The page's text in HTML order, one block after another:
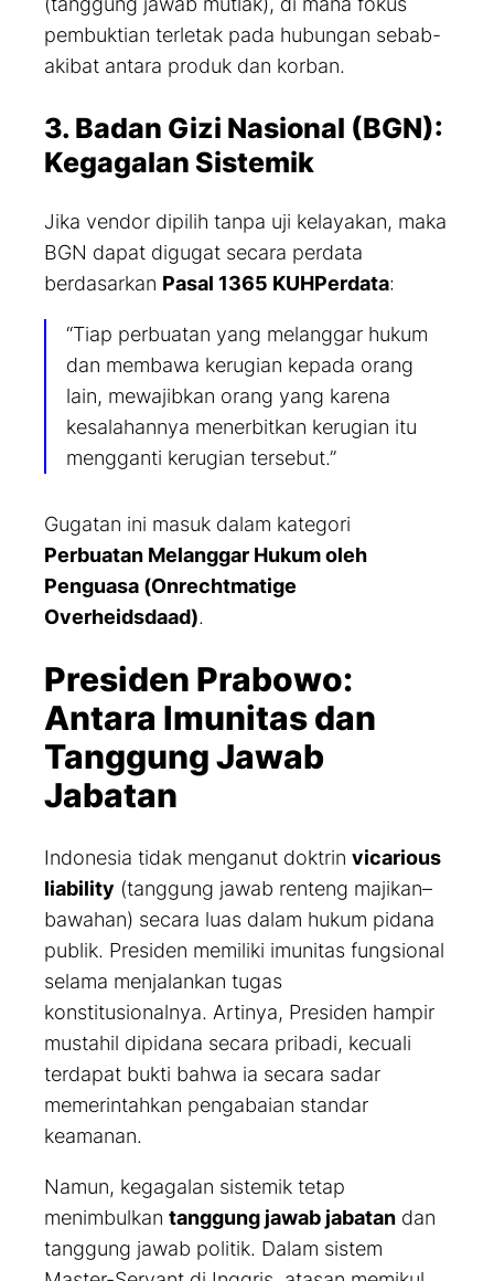
pembuktian terletak pada hubungan sebab-
akibat antara produk dan korban.
3. Badan Gizi Nasional (BGN):
Kegagalan Sistemik
Jika vendor dipilih tanpa uji kelayakan, maka
BGN dapat digugat secara perdata
berdasarkan Pasal 1365 KUHPerdata:
“Tiap perbuatan yang melanggar hukum
dan membawa kerugian kepada orang
lain, mewajibkan orang yang karena
kesalahannya menerbitkan kerugian itu
mengganti kerugian tersebut.”
Gugatan ini masuk dalam kategori
Perbuatan Melanggar Hukum oleh
Penguasa (Onrechtmatige
Overheidsdaad).
Presiden Prabowo:
Antara Imunitas dan
Tanggung Jawab
Jabatan
Indonesia tidak menganut doktrin vicarious
liability (tanggung jawab renteng majikan–
bawahan) secara luas dalam hukum pidana
publik. Presiden memiliki imunitas fungsional
selama menjalankan tugas
konstitusionalnya. Artinya, Presiden hampir
mustahil dipidana secara pribadi, kecuali
terdapat bukti bahwa ia secara sadar
memerintahkan pengabaian standar
keamanan.
Namun, kegagalan sistemik tetap
menimbulkan tanggung jawab jabatan dan
tanggung jawab politik. Dalam sistem